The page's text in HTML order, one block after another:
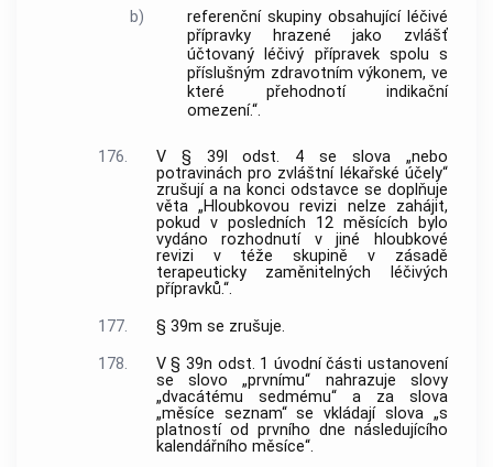
b)
referenční skupiny obsahující léčivé
přípravky hrazené jako zvlášť
účtovaný léčivý přípravek spolu s
příslušným zdravotním výkonem, ve
které přehodnotí indikační
omezení.“.
176.
V § 39l odst. 4 se slova „nebo
potravinách pro zvláštní lékařské účely“
zrušují a na konci odstavce se doplňuje
věta „Hloubkovou revizi nelze zahájit,
pokud v posledních 12 měsících bylo
vydáno rozhodnutí v jiné hloubkové
revizi v téže skupině v zásadě
terapeuticky zaměnitelných léčivých
přípravků.“.
177.
§ 39m se zrušuje.
178.
V § 39n odst. 1 úvodní části ustanovení
se slovo „prvnímu“ nahrazuje slovy
„dvacátému sedmému“ a za slova
„měsíce seznam“ se vkládají slova „s
platností od prvního dne následujícího
kalendářního měsíce“.